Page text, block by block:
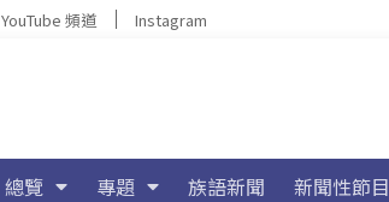
YouTube 頻道 Instagram
總覽 專題 族語新聞 新聞性節目